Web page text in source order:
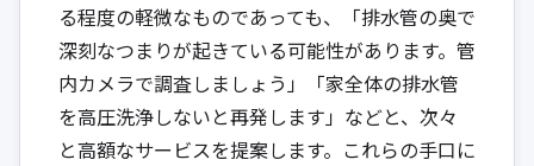
る程度の軽微なものであっても、「排水管の奥で
深刻なつまりが起きている可能性があります。管
内カメラで調査しましょう」「家全体の排水管
を高圧洗浄しないと再発します」などと、次々
と高額なサービスを提案します。これらの手口に